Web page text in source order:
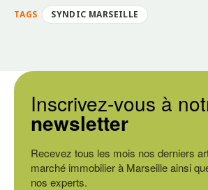
SYNDIC MARSEILLE
Inscrivez-vous à
newsletter
Recevez tous les mois nos derniers
marché immobilier à Marseille ainsi
nos experts.